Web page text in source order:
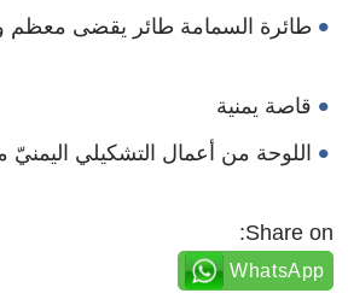
طائرة السمامة طائر يقضى معظم
قاصة يمنية
اللوحة من أعمال التشكيلي اليمنيّ
Share on:
WhatsApp